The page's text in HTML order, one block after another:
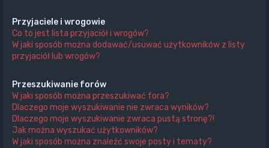
Przyjaciele i wrogowie
Co to jest lista przyjaciół i wrogów?
W jaki sposób można dodawać/usuwać użytkowników z listy
przyjaciół lub wrogów?
Przeszukiwanie forów
W jaki sposób można przeszukiwać fora?
Dlaczego moje wyszukiwanie nie zwraca wyników?
Dlaczego moje wyszukiwanie zwraca pustą stronę?!
Jak można wyszukać użytkowników?
W jaki sposób można znaleźć swoje posty i tematy?